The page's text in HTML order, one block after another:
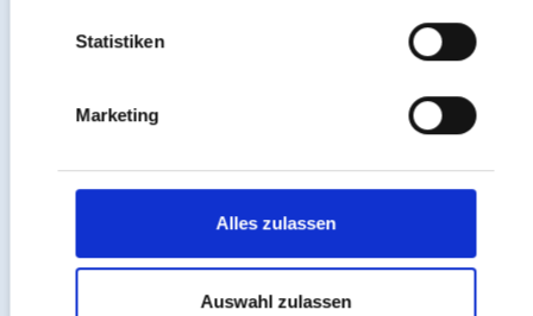
verwenden. Sie können diese jederzeit für die
Zukunft ändern/widerrufen, indem Sie auf die
Ecke der Seite klicken.
Datenschutzerklärung|Impressum
Statistiken
Marketing
Alles zulassen
Auswahl zulassen
ADDVALUE GmbH
+49 661 901503 300
www.addvalue.de